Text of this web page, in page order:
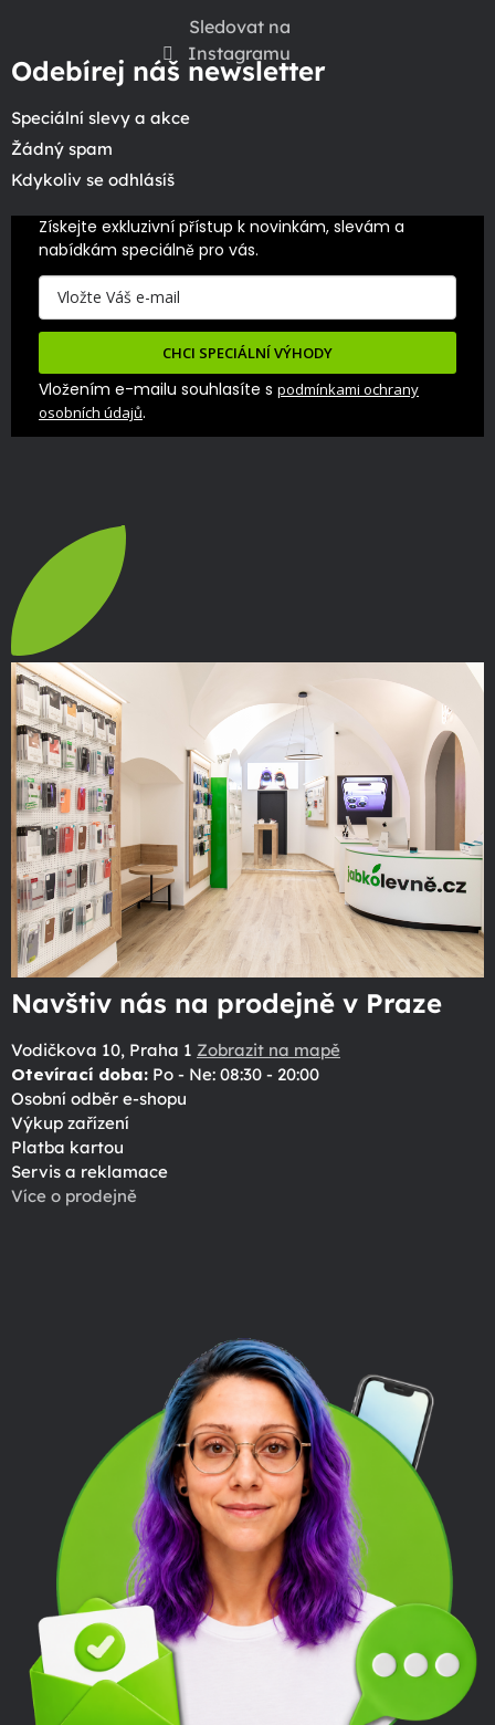
Sledovat na
Instagramu
Odebírej náš newsletter
Speciální slevy a akce
Žádný spam
Kdykoliv se odhlásíš
Získejte exkluzivní přístup k novinkám, slevám a
nabídkám speciálně pro vás.
CHCI SPECIÁLNÍ VÝHODY
Vložením e-mailu souhlasíte s podmínkami ochrany
osobních údajů.
Navštiv nás na prodejně v Praze
Vodičkova 10, Praha 1 Zobrazit na mapě
Otevírací doba: Po - Ne: 08:30 - 20:00
Osobní odběr e-shopu
Výkup zařízení
Platba kartou
Servis a reklamace
Více o prodejně